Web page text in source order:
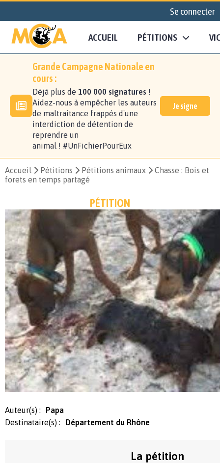
Se connecter
ACCUEIL PÉTITIONS
Grande Campagne Nationale en
cours :
Déjà plus de 100 000 signatures !
Aidez-nous à empêcher les auteurs
de maltraitance frappés d'une
interdiction de détention de
reprendre un
animal ! #UnFichierPourEux
Je signe
Accueil Pétitions Pétitions animaux
Chasse : Bois et
forets en temps partagé
PÉTITION
Auteur(s) :
Papa
Destinataire(s) :
Département du Rhône
La pétition